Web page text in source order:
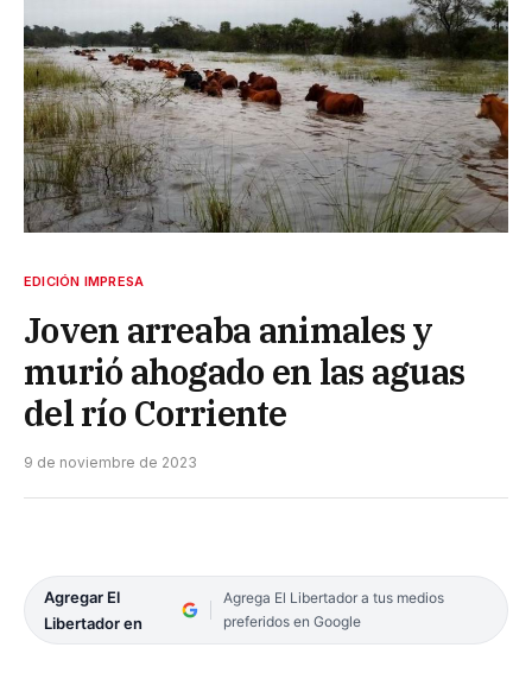
EDICIÓN IMPRESA
Joven arreaba animales y
murió ahogado en las aguas
del río Corriente
9 de noviembre de 2023
Agregar El
Libertador en
Agrega El Libertador a tus medios
preferidos en Google